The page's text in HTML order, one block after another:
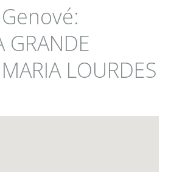
GRANDE
LOURDES